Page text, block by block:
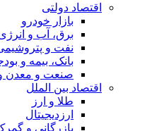
اقتصاد دولتی
بازار خودرو
برق، آب و
نفت و
بانک، بیمه و
صنعت و معدن
اقتصاد بین الملل
طلا و ارز
ارزدیجیتال
بازرگانی و